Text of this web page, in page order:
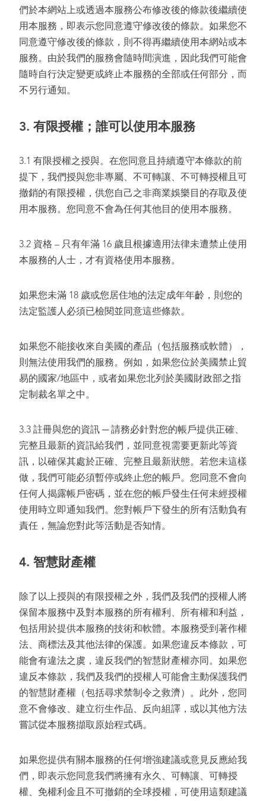
們於本網站上或透過本服務公布修改後的條款後繼續使
用本服務，即表示您同意遵守修改後的條款。如果您不
同意遵守修改後的條款，則不得再繼續使用本網站或本
服務。由於我們的服務會隨時間演進，因此我們可能會
隨時自行決定變更或終止本服務的全部或任何部分，而
不另行通知。
3. 有限授權；誰可以使用本服務
3.1 有限授權之授與。在您同意且持續遵守本條款的前
提下，我們授與您非專屬、不可轉讓、不可轉授權且可
撤銷的有限授權，供您自己之非商業娛樂目的存取及使
用本服務。您同意不會為任何其他目的使用本服務。
3.2 資格 – 只有年滿 16 歲且根據適用法律未遭禁止使用
本服務的人士，才有資格使用本服務。
如果您未滿 18 歲或您居住地的法定成年年齡，則您的
法定監護人必須已檢閱並同意這些條款。
如果您不能接收來自美國的產品（包括服務或軟體），
則無法使用我們的服務。例如，如果您位於美國禁止貿
易的國家/地區中，或者如果您北列於美國財政部之指
定制裁名單之中。
3.3 註冊與您的資訊 ─ 請務必針對您的帳戶提供正確、
完整且最新的資訊給我們，並同意視需要更新此等資
訊，以確保其處於正確、完整且最新狀態。若您未這樣
做，我們可能必須暫停或終止您的帳戶。您同意不會向
任何人揭露帳戶密碼，並在您的帳戶發生任何未經授權
使用時立即通知我們。您對帳戶下發生的所有活動負有
責任，無論您對此等活動是否知情。
4. 智慧財產權
除了以上授與的有限授權之外，我們及我們的授權人將
保留本服務中及對本服務的所有權利、所有權和利益，
包括用於提供本服務的技術和軟體。本服務受到著作權
法、商標法及其他法律的保護。如果您違反本條款，可
能會有違法之虞，違反我們的智慧財產權亦同。如果您
違反本條款，我們及我們的授權人可能會主動保護我們
的智慧財產權（包括尋求禁制令之救濟）。此外，您同
意不會修改、建立衍生作品、反向組譯，或以其他方法
嘗試從本服務擷取原始程式碼。
如果您提供有關本服務的任何增強建議或意見反應給我
們，即表示您同意我們將擁有永久、可轉讓、可轉授
權、免權利金且不可撤銷的全球授權，可使用這類建議